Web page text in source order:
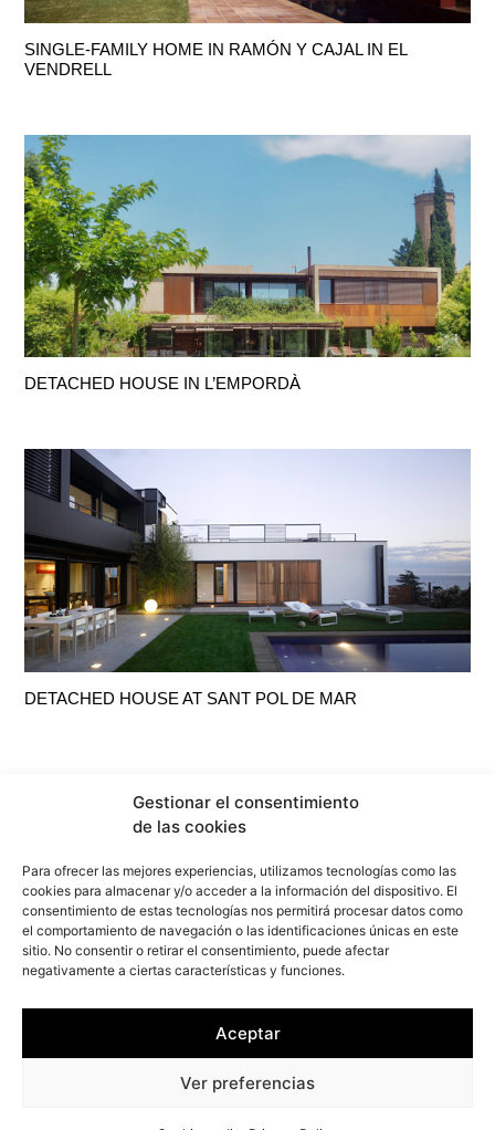
Gestionar el consentimiento
de las cookies
Para ofrecer las mejores experiencias, utilizamos tecnologías como las
cookies para almacenar y/o acceder a la información del dispositivo. El
consentimiento de estas tecnologías nos permitirá procesar datos como
el comportamiento de navegación o las identificaciones únicas en este
sitio. No consentir o retirar el consentimiento, puede afectar
negativamente a ciertas características y funciones.
Aceptar
Ver preferencias
SINGLE-FAMILY HOME IN RAMÓN Y CAJAL IN EL
VENDRELL
DETACHED HOUSE IN L’EMPORDÀ
DETACHED HOUSE AT SANT POL DE MAR
info@f2marquitectura.com
F2M ARQUITECTURA. All rights reserved.